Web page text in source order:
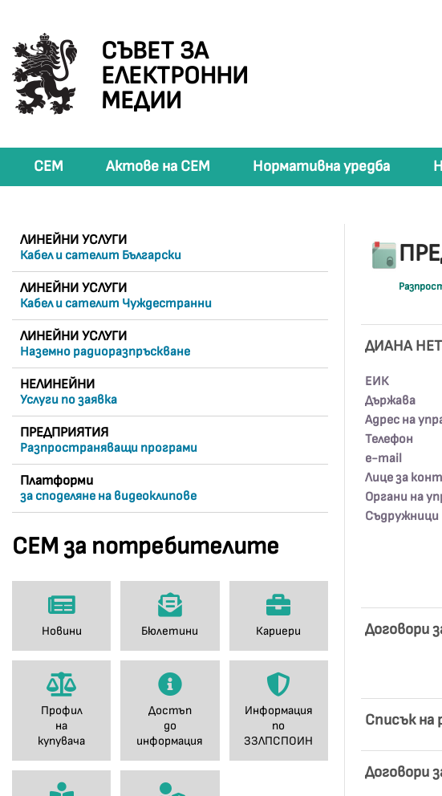
СЪВЕТ ЗА
ЕЛЕКТРОННИ
МЕДИИ
СЕМ Актове на СЕМ Нормативна уредба
ЛИНЕЙНИ УСЛУГИ
Кабел и сателит Български
ЛИНЕЙНИ УСЛУГИ
Кабел и сателит Чуждестранни
ЛИНЕЙНИ УСЛУГИ
Наземно радиоразпръскване
НЕЛИНЕЙНИ
Услуги по заявка
ПРЕДПРИЯТИЯ
Разпространяващи програми
Платформи
за споделяне на видеоклипове
СЕМ за потребителите
Новини Бюлетини Кариери
Профил
на
купувача
Достъп
до
информация
Информация
по
ЗЗЛПСПОИН
ДИАНА
ЕИК
Държава
Адрес на
Телефон
е-mail
Лице за
Органи на
Съдружници
Договори
Списък на
Договори